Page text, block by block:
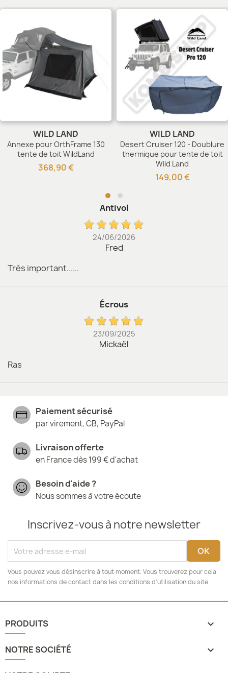
WILD LAND
Annexe pour OrthFrame 130
tente de toit WildLand
368,90 €
WILD LAND
Desert Cruiser 120 - Doublure
thermique pour tente de toit
Wild Land
149,00 €
Antivol
24/06/2026
Fred
Très important......
Écrous
23/09/2025
Mickaël
Ras
Paiement sécurisé
par virement, CB, PayPal
Livraison offerte
en France dès 199 € d'achat
Besoin d'aide ?
Nous sommes à votre écoute
Inscrivez-vous à notre newsletter
Vous pouvez vous désinscrire à tout moment. Vous trouverez pour cela
nos informations de contact dans les conditions d'utilisation du site.
PRODUITS 
NOTRE SOCIÉTÉ 